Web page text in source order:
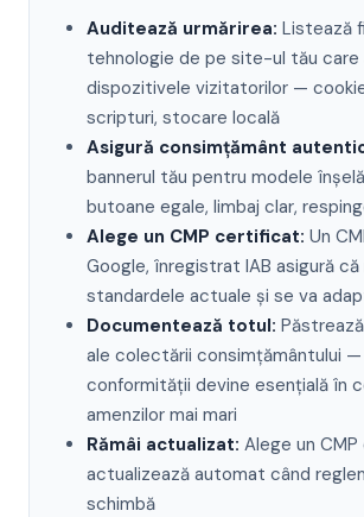
Auditează urmărirea: Listează
tehnologie de pe site-ul tău care
dispozitivele vizitatorilor —
scripturi, stocare locală
Asigură consimțământ
bannerul tău pentru modele
butoane egale, limbaj clar,
Alege un CMP certificat: Un
Google, înregistrat IAB asigură
standardele actuale și se va
Documentează totul:
ale colectării consimțământului —
conformității devine esențială în
amenzilor mai mari
Rămâi actualizat: Alege un
actualizează automat când
schimbă